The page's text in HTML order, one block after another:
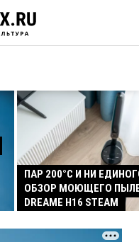
ПАР 200°C И НИ
ОБЗОР МОЮЩЕГО
DREAME H16 STEAM